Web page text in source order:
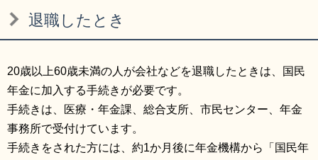
RSS プライバシーポリシー
サイトについて
閉じる
退職したとき
20歳以上60歳未満の人が会社などを退職したときは、国民
年金に加入する手続きが必要です。
手続きは、医療・年金課、総合支所、市民センター、年金
事務所で受付けています。
手続きをされた方には、約1か月後に年金機構から「国民年